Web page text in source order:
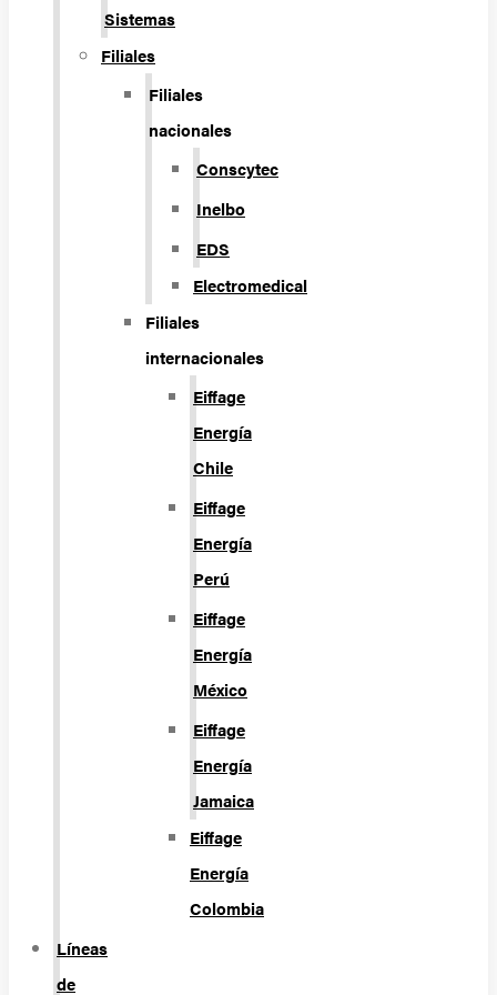
Sistemas
Filiales
Filiales
nacionales
Conscytec
Inelbo
EDS
Electromedical
Filiales
internacionales
Eiffage
Energía
Chile
Eiffage
Energía
Perú
Eiffage
Energía
México
Eiffage
Energía
Jamaica
Eiffage
Energía
Colombia
Líneas
de